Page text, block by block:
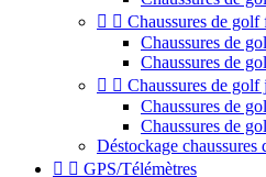
  Chaussures de golf
Chaussures de
Chaussures de
  Chaussures de golf
Chaussures de
Chaussures de
Déstockage chaussures
  GPS/Télémètres